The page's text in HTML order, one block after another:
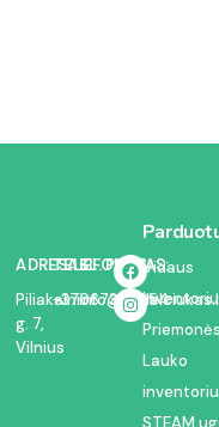
ADRESAS:
Piliakalnio
g. 7,
Vilnius
TELEFONAS:
+37067350054
EL. PAŠTAS:Vidaus
Priemonės
Lauko